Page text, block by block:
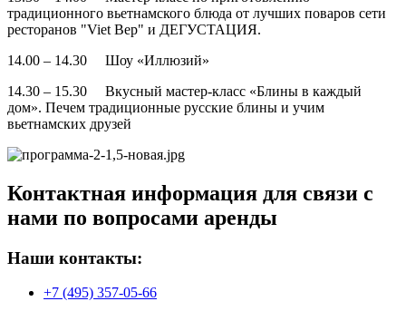
традиционного вьетнамского блюда от лучших поваров сети
ресторанов "Viet Bep" и ДЕГУСТАЦИЯ.
14.00 – 14.30 Шоу «Иллюзий»
14.30 – 15.30 Вкусный мастер-класс «Блины в каждый
дом». Печем традиционные русские блины и учим
вьетнамских друзей
Контактная информация для связи с
нами по вопросами аренды
Наши контакты:
+7 (495) 357-05-66